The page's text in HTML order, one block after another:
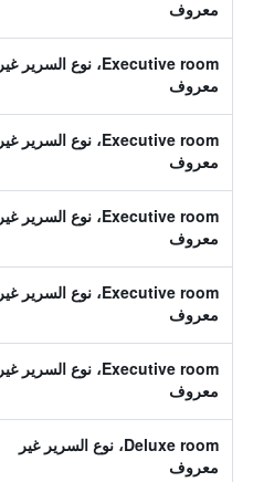
معروف
Executive room، نوع السرير غير
معروف
Executive room، نوع السرير غير
معروف
Executive room، نوع السرير غير
معروف
Executive room، نوع السرير غير
معروف
Executive room، نوع السرير غير
معروف
Deluxe room، نوع السرير غير
معروف